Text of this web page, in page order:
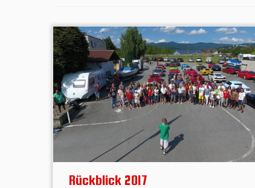
Rückblick 2017